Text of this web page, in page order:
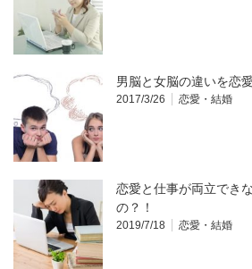
男脳と女脳の違いを恋
2017/3/26 恋愛・結婚
恋愛と仕事が両立でき
の？！
2019/7/18 恋愛・結婚